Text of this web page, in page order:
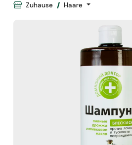
Zuhause Haare